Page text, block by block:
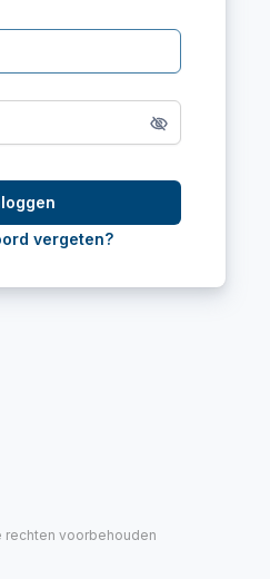
vergeten?
rechten voorbehouden